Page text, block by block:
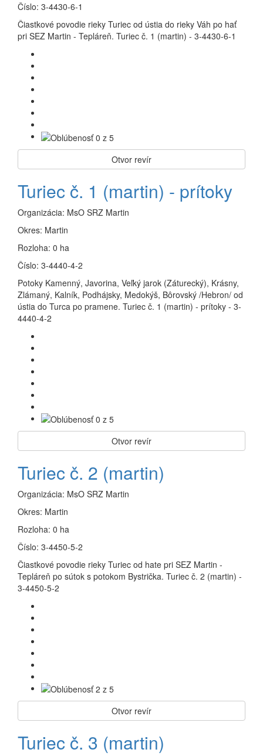
Číslo: 3-4430-6-1
Čiastkové povodie rieky Turiec od ústia do rieky Váh po hať
pri SEZ Martin - Tepláreň. Turiec č. 1 (martin) - 3-4430-6-1
Otvor revír
Turiec č. 1 (martin) - prítoky
Organizácia: MsO SRZ Martin
Okres: Martin
Rozloha: 0 ha
Číslo: 3-4440-4-2
Potoky Kamenný, Javorina, Veľký jarok (Záturecký), Krásny,
Zlámaný, Kalník, Podhájsky, Medokýš, Bôrovský /Hebron/ od
ústia do Turca po pramene. Turiec č. 1 (martin) - prítoky - 3-
4440-4-2
Otvor revír
Turiec č. 2 (martin)
Organizácia: MsO SRZ Martin
Okres: Martin
Rozloha: 0 ha
Číslo: 3-4450-5-2
Čiastkové povodie rieky Turiec od hate pri SEZ Martin -
Tepláreň po sútok s potokom Bystrička. Turiec č. 2 (martin) -
3-4450-5-2
Otvor revír
Turiec č. 3 (martin)